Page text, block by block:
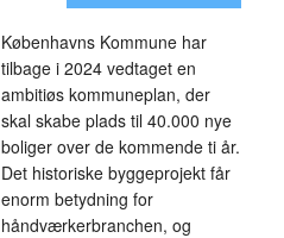
Københavns Kommune har
tilbage i 2024 vedtaget en
ambitiøs kommuneplan, der
skal skabe plads til 40.000 nye
boliger over de kommende ti år.
Det historiske byggeprojekt får
enorm betydning for
håndværkerbranchen, og